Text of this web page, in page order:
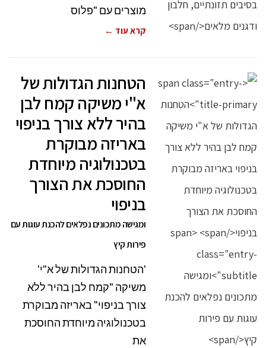
מוצרים עם "פלוס
קרא עוד ←
הטחנות הגדולות של
א"י משיקה קמח לבן
בהיר ללא צורך בניפוי
באריזה מבוקרת
בטכנולוגיה מיוחדת
החוסכת את הצורך
בניפוי
ומגישה מתכונים נפלאים להכנת עוגות עם
פירות קיץ
'הטחנות הגדולות של א"י'
משיקה "קמח לבן בהיר ללא
צורך בניפוי" באריזה מבוקרת
בטכנולוגיה מיוחדת החוסכת
את